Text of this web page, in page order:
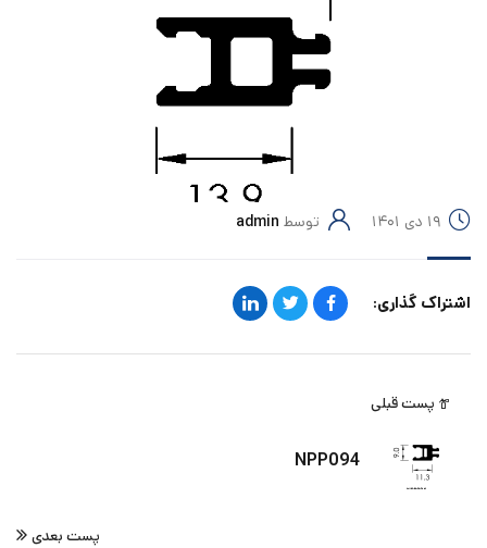
۱۹ دی ۱۴۰۱ توسط admin
اشتراک گذاری:
پست قبلی
NPP094
پست بعدی